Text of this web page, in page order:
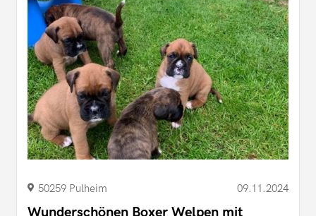
50259 Pulheim 09.11.2024
Wunderschönen Boxer Welpen mit